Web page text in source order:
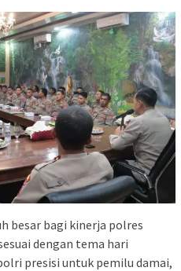
besar bagi kinerja polres
dengan tema hari
presisi untuk pemilu damai,